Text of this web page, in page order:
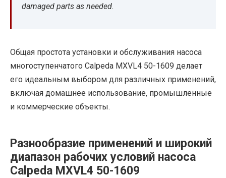
damaged parts as needed.
Общая простота установки и обслуживания насоса
многоступенчатого Calpeda MXVL4 50-1609 делает
его идеальным выбором для различных применений,
включая домашнее использование, промышленные
и коммерческие объекты.
Разнообразие применений и широкий
диапазон рабочих условий насоса
Calpeda MXVL4 50-1609